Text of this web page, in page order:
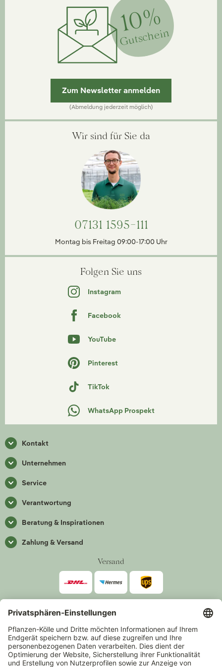
10%
Gutschein
Zum Newsletter anmelden
(Abmeldung jederzeit möglich)
Wir sind für Sie da
07131 1595-111
Montag bis Freitag 09:00-17:00 Uhr
Folgen Sie uns
Instagram
Facebook
YouTube
Pinterest
TikTok
WhatsApp Prospekt
Kontakt
Unternehmen
Service
Verantwortung
Beratung & Inspirationen
Zahlung & Versand
Versand
Zahlarten
*Alle Preise inkl. gesetzlicher Mehrwertsteuer zzgl.Versand